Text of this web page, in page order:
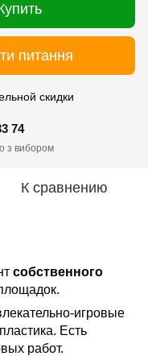
питання
скидки
74
з вибором
К сравнению
собственного
игровые
Есть
работ.